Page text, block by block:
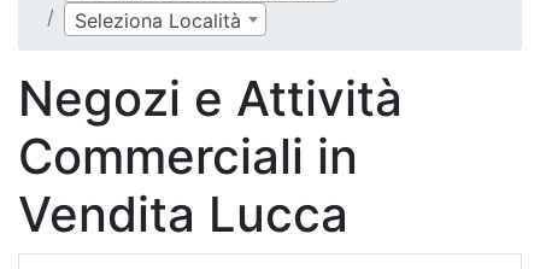
Seleziona Località
Negozi e Attività
Commerciali in
Vendita Lucca